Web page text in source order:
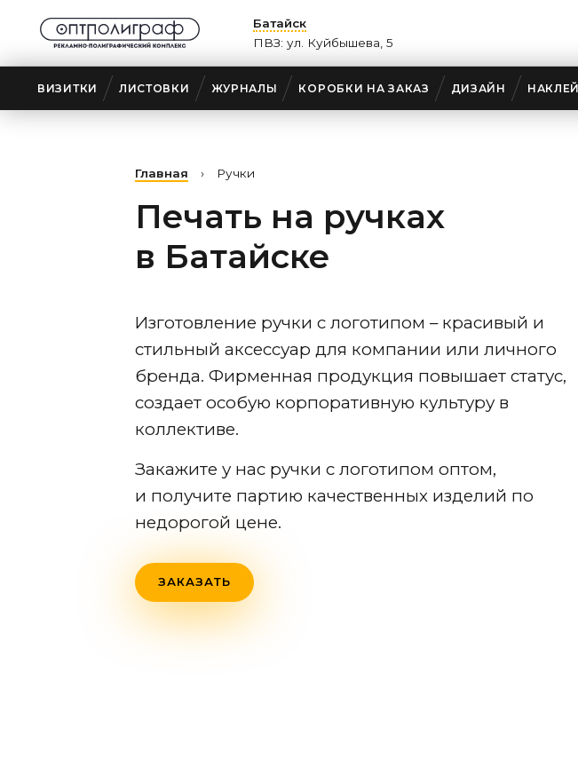
Батайск
ПВЗ: ул. Куйбышева, 5
ВИЗИТКИ ЛИСТОВКИ ЖУРНАЛЫ КОРОБКИ НА ЗАКАЗ ДИЗАЙН
Главная › Ручки
Печать на ручках
в Батайске
Изготовление ручки с логотипом – красивый и
стильный аксессуар для компании или личного
бренда. Фирменная продукция повышает статус,
создает особую корпоративную культуру в
коллективе.
Закажите у нас ручки с логотипом оптом,
и получите партию качественных изделий по
недорогой цене.
ЗАКАЗАТЬ